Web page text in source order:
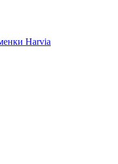
Harvia